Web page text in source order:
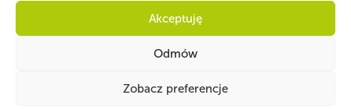
Akceptuję
Odmów
Zobacz preferencje